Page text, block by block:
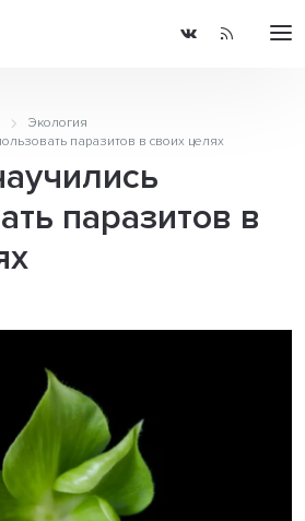
Экология
паразитов в своих целях
паразитов в